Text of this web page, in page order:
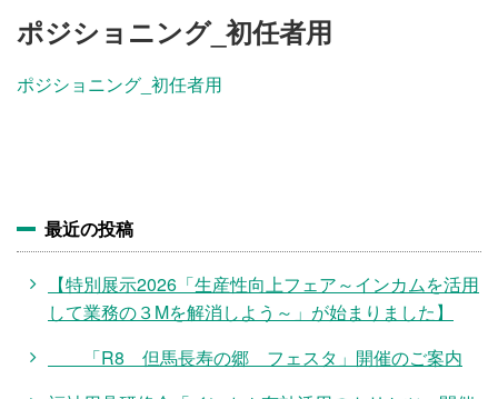
泊まる (宿泊)
ポジショニング_初任者用
ポジショニング_初任者用
最近の投稿
【特別展示2026「生産性向上フェア～インカムを活用
して業務の３Mを解消しよう～」が始まりました】
「R8 但馬長寿の郷 フェスタ」開催のご案内